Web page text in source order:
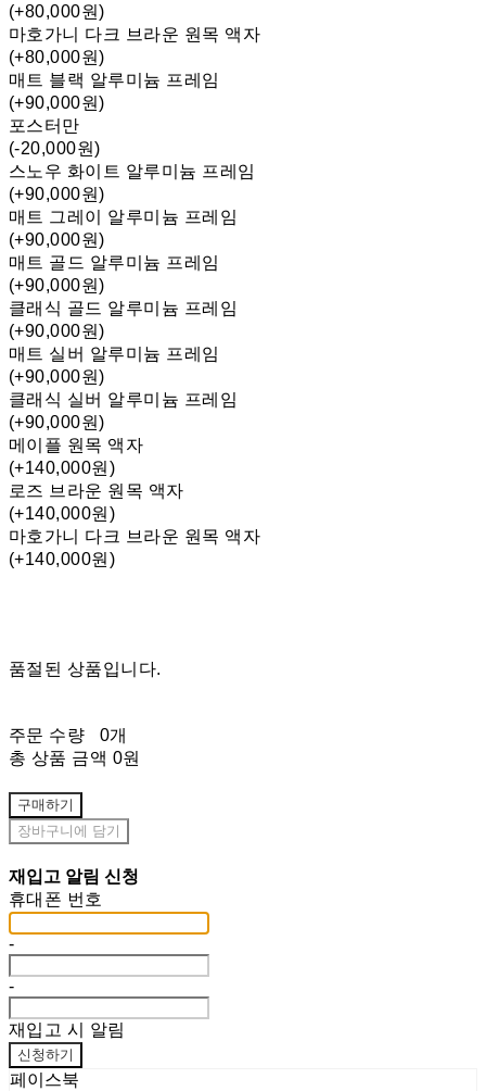
(+80,000원)
마호가니 다크 브라운 원목 액자
(+80,000원)
매트 블랙 알루미늄 프레임
(+90,000원)
포스터만
(-20,000원)
스노우 화이트 알루미늄 프레임
(+90,000원)
매트 그레이 알루미늄 프레임
(+90,000원)
매트 골드 알루미늄 프레임
(+90,000원)
클래식 골드 알루미늄 프레임
(+90,000원)
매트 실버 알루미늄 프레임
(+90,000원)
클래식 실버 알루미늄 프레임
(+90,000원)
메이플 원목 액자
(+140,000원)
로즈 브라운 원목 액자
(+140,000원)
마호가니 다크 브라운 원목 액자
(+140,000원)
품절된 상품입니다.
주문 수량
0개
총 상품 금액 0원
구매하기
장바구니에 담기
재입고 알림 신청
휴대폰 번호
-
-
재입고 시 알림
신청하기
페이스북